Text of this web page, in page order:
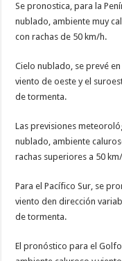
Se pronostica, para la
nublado, ambiente muy
con rachas de 50 km/h.
Cielo nublado, se prevé
viento de oeste y el
de tormenta.
Las previsiones
nublado, ambiente
rachas superiores a 50
Para el Pacífico Sur, se
viento den dirección
de tormenta.
El pronóstico para el